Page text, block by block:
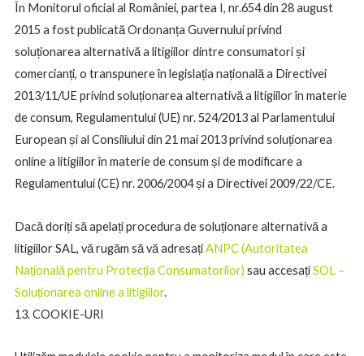
În Monitorul oficial al României, partea I, nr.654 din 28 august
2015 a fost publicată Ordonanța Guvernului privind
soluționarea alternativă a litigiilor dintre consumatori și
comercianți, o transpunere în legislația națională a Directivei
2013/11/UE privind soluționarea alternativă a litigiilor în materie
de consum, Regulamentului (UE) nr. 524/2013 al Parlamentului
European și al Consiliului din 21 mai 2013 privind soluționarea
online a litigiilor în materie de consum și de modificare a
Regulamentului (CE) nr. 2006/2004 și a Directivei 2009/22/CE.
Dacă doriți să apelați procedura de soluționare alternativă a
litigiilor SAL, vă rugăm să vă adresațiANPC (Autoritatea
Națională pentru Protecția Consumatorilor) sau accesațiSOL –
Soluționarea online a litigiilor.
13. COOKIE-URI